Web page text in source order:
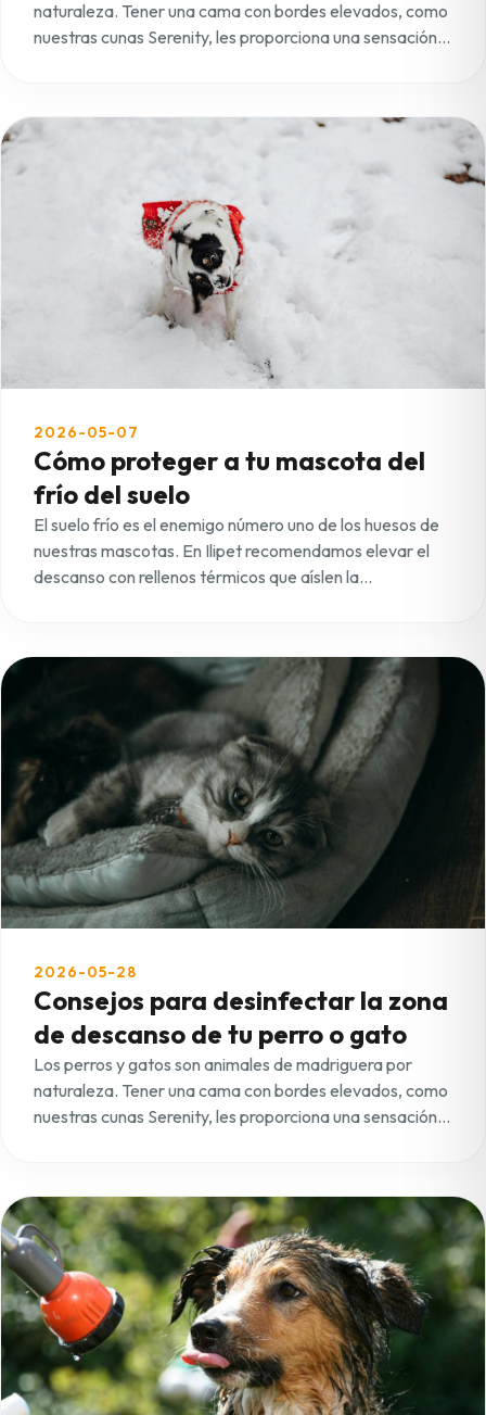
naturaleza. Tener una cama con bordes elevados, como
nuestras cunas Serenity, les proporciona una sensación
a relajarse profundamente en un espacio que sienten
como suyo.
2026-05-07
Cómo proteger a tu mascota del
frío del suelo
El suelo frío es el enemigo número uno de los huesos de
nuestras mascotas. En Ilipet recomendamos elevar el
descanso con rellenos térmicos que aíslen la
mantengan su calor corporal sin necesidad de
calefacción adicional.
2026-05-28
Consejos para desinfectar la zona
de descanso de tu perro o gato
Los perros y gatos son animales de madriguera por
naturaleza. Tener una cama con bordes elevados, como
nuestras cunas Serenity, les proporciona una sensación
a relajarse profundamente en un espacio que sienten
como suyo.